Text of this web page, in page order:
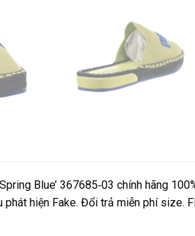
Blue’ 367685‑03 chính hãng
phát hiện Fake. Đổi trả miễn phí size.